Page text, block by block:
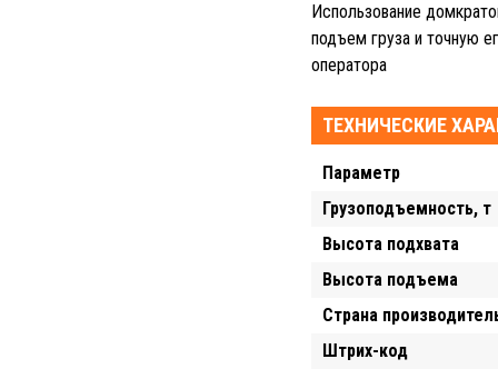
Использование
подъем груза и точную
оператора
ТЕХНИЧЕСКИЕ
Параметр
Грузоподъемность, т
Высота подхвата
Высота подъема
Страна
Штрих-код